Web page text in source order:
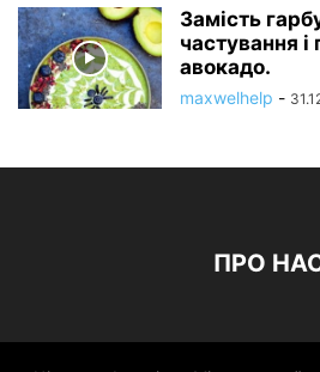
Замість
частування і
авокадо.
maxwelhelp -
ПРО